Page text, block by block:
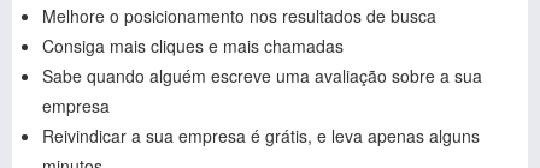
Melhore o posicionamento nos resultados de busca
Consiga mais cliques e mais chamadas
Sabe quando alguém escreve uma avaliação sobre a sua
empresa
Reivindicar a sua empresa é grátis, e leva apenas alguns